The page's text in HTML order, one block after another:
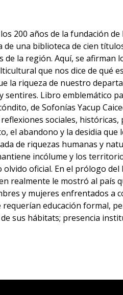
200 años de la fundación de
de una biblioteca de cien
la región. Aquí, se afirman
que nos dice de qué
la riqueza de nuestro
sentires. Libro emblemático
de Sofonías Yacup
sociales, históricas,
el abandono y la desidia que
de riquezas humanas y
incólume y los
oficial. En el prólogo del
realmente le mostró al país
y mujeres enfrentados a
educación formal,
sus hábitats; presencia